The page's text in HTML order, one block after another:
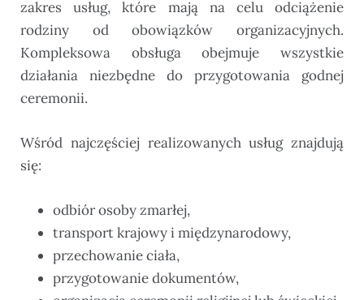
zakres usług, które mają na celu odciążenie
rodziny od obowiązków organizacyjnych.
Kompleksowa obsługa obejmuje wszystkie
działania niezbędne do przygotowania godnej
ceremonii.
Wśród najczęściej realizowanych usług znajdują
się:
odbiór osoby zmarłej,
transport krajowy i międzynarodowy,
przechowanie ciała,
przygotowanie dokumentów,